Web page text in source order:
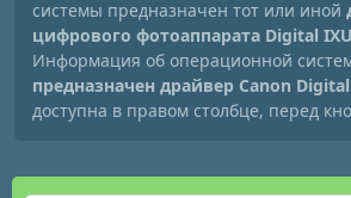
системы предназначен тот или иной
цифрового фотоаппарата Digital
Информация об операционной
предназначен драйвер Canon
доступна в правом столбце, перед